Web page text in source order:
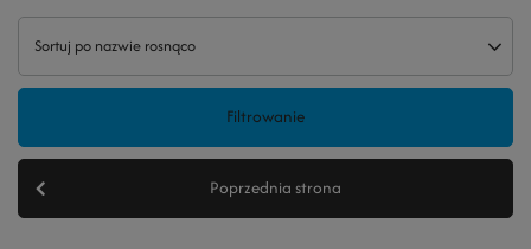
Sortuj po nazwie rosnąco
Filtrowanie
Poprzednia strona